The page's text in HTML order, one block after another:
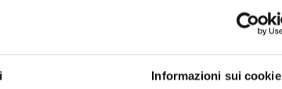
Informazioni sui cookie